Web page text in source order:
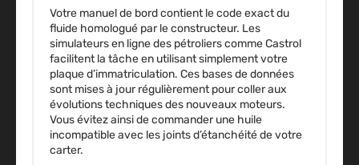
Votre manuel de bord contient le code exact du
fluide homologué par le constructeur. Les
simulateurs en ligne des pétroliers comme Castrol
facilitent la tâche en utilisant simplement votre
plaque d’immatriculation. Ces bases de données
sont mises à jour régulièrement pour coller aux
évolutions techniques des nouveaux moteurs.
Vous évitez ainsi de commander une huile
incompatible avec les joints d’étanchéité de votre
carter.